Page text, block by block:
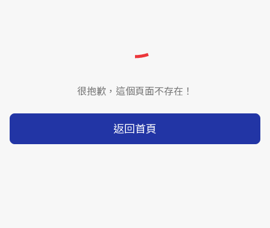
很抱歉，這個頁面不存在！
返回首頁